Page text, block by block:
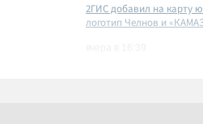
2ГИС добавил на карту
логотип Челнов и